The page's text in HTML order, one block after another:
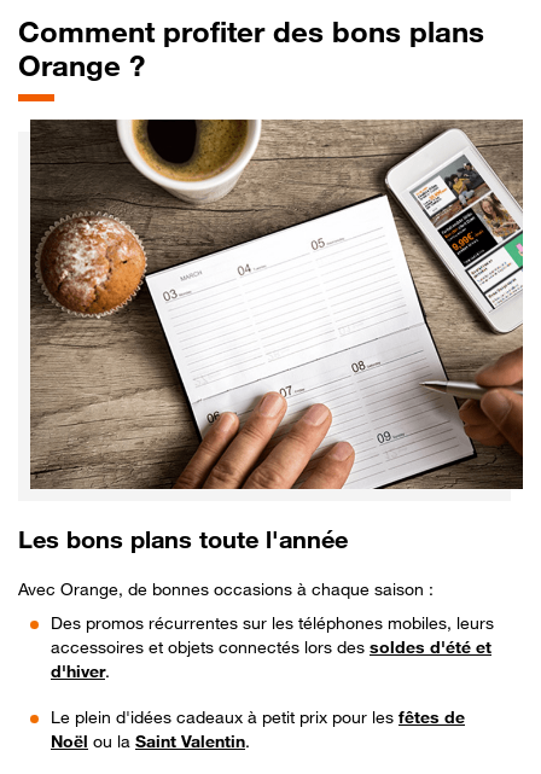
Comment profiter des bons plans
Orange ?
Les bons plans toute l'année
Avec Orange, de bonnes occasions à chaque saison :
Des promos récurrentes sur les téléphones mobiles, leurs
accessoires et objets connectés lors des soldes d'été et
d'hiver.
Le plein d'idées cadeaux à petit prix pour les fêtes de
Noël ou la Saint Valentin.